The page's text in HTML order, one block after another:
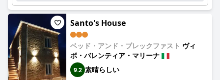
Santo's House
ベッド・アンド・ブレックファスト ヴィ
ボ・バレンティア・マリーナ
9.2 素晴らしい